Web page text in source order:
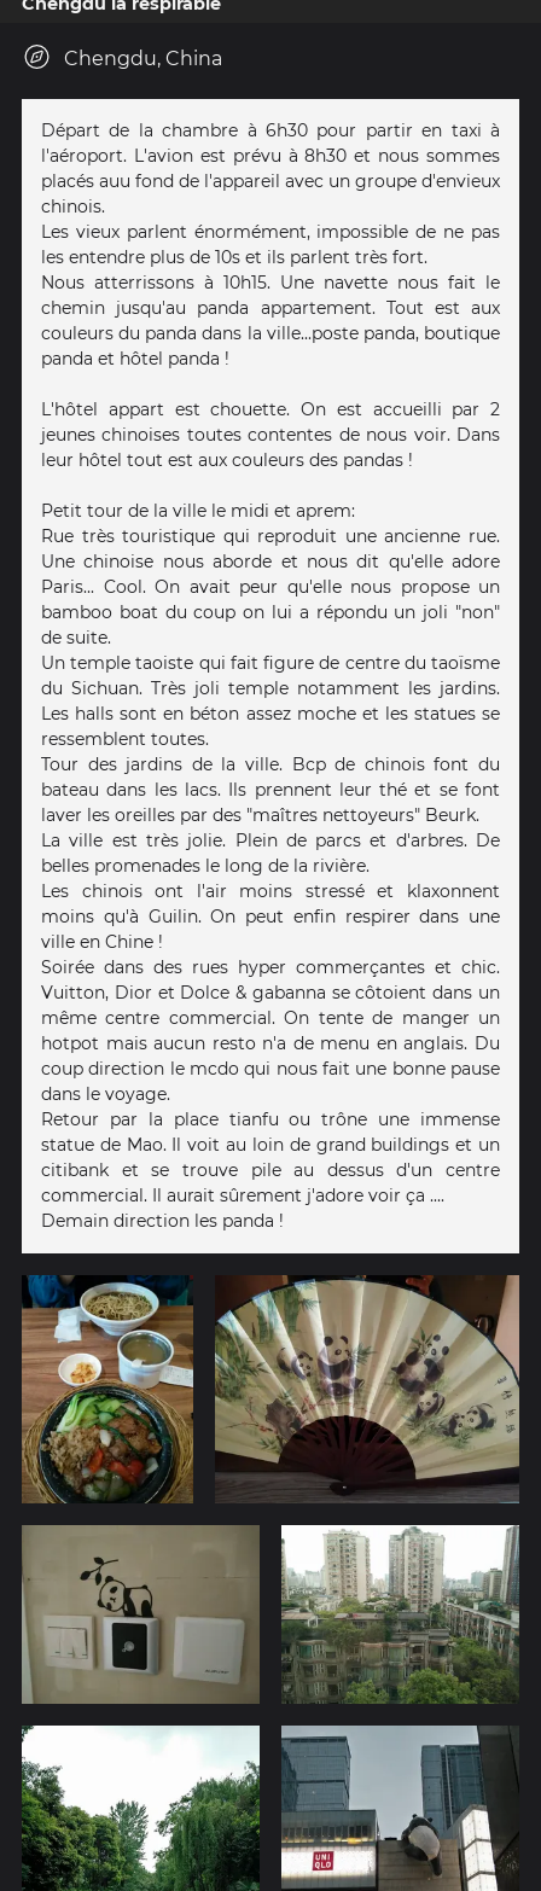
Chengdu, China
Départ de la chambre à 6h30 pour partir en taxi à
l'aéroport. L'avion est prévu à 8h30 et nous sommes
placés auu fond de l'appareil avec un groupe d'envieux
chinois.
Les vieux parlent énormément, impossible de ne pas
les entendre plus de 10s et ils parlent très fort.
Nous atterrissons à 10h15. Une navette nous fait le
chemin jusqu'au panda appartement. Tout est aux
couleurs du panda dans la ville...poste panda, boutique
panda et hôtel panda !
L'hôtel appart est chouette. On est accueilli par 2
jeunes chinoises toutes contentes de nous voir. Dans
leur hôtel tout est aux couleurs des pandas !
Petit tour de la ville le midi et aprem:
Rue très touristique qui reproduit une ancienne rue.
Une chinoise nous aborde et nous dit qu'elle adore
Paris... Cool. On avait peur qu'elle nous propose un
bamboo boat du coup on lui a répondu un joli "non"
de suite.
Un temple taoiste qui fait figure de centre du taoïsme
du Sichuan. Très joli temple notamment les jardins.
Les halls sont en béton assez moche et les statues se
ressemblent toutes.
Tour des jardins de la ville. Bcp de chinois font du
bateau dans les lacs. Ils prennent leur thé et se font
laver les oreilles par des "maîtres nettoyeurs" Beurk.
La ville est très jolie. Plein de parcs et d'arbres. De
belles promenades le long de la rivière.
Les chinois ont l'air moins stressé et klaxonnent
moins qu'à Guilin. On peut enfin respirer dans une
ville en Chine !
Soirée dans des rues hyper commerçantes et chic.
Vuitton, Dior et Dolce & gabanna se côtoient dans un
même centre commercial. On tente de manger un
hotpot mais aucun resto n'a de menu en anglais. Du
coup direction le mcdo qui nous fait une bonne pause
dans le voyage.
Retour par la place tianfu ou trône une immense
statue de Mao. Il voit au loin de grand buildings et un
citibank et se trouve pile au dessus d'un centre
commercial. Il aurait sûrement j'adore voir ça ....
Demain direction les panda !